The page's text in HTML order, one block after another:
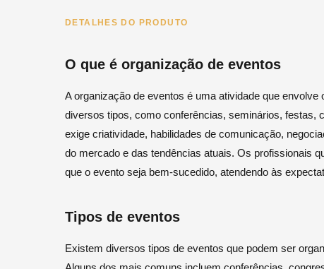
DETALHES DO PRODUTO
O que é organização de eventos
A organização de eventos é uma atividade que
diversos tipos, como conferências, seminários, festas,
exige criatividade, habilidades de comunicação,
do mercado e das tendências atuais. Os profissionais
que o evento seja bem-sucedido, atendendo às
Tipos de eventos
Existem diversos tipos de eventos que podem ser